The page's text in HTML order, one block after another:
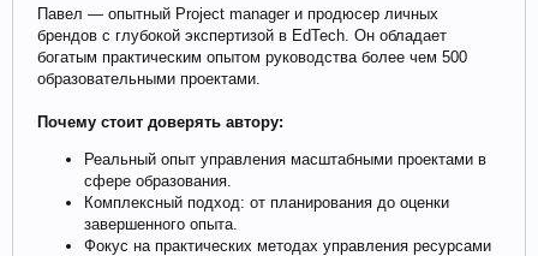
Павел — опытный Project manager и продюсер личных
брендов с глубокой экспертизой в EdTech. Он обладает
богатым практическим опытом руководства более чем 500
образовательными проектами.
Почему стоит доверять автору:
Реальный опыт управления масштабными проектами в
сфере образования.
Комплексный подход: от планирования до оценки
завершенного опыта.
Фокус на практических методах управления ресурсами